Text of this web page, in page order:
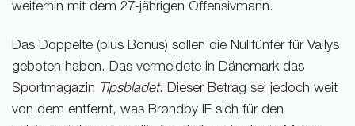
weiterhin mit dem 27-jährigen Offensivmann.
Das Doppelte (plus Bonus) sollen die Nullfünfer für Vallys
geboten haben. Das vermeldete in Dänemark das
Sportmagazin Tipsbladet. Dieser Betrag sei jedoch weit
von dem entfernt, was Brøndby IF sich für den